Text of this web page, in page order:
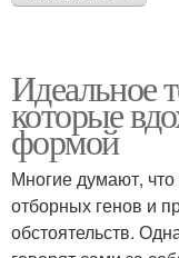
Идеальное
которые
формой
Многие думают,
отборных генов и
обстоятельств.